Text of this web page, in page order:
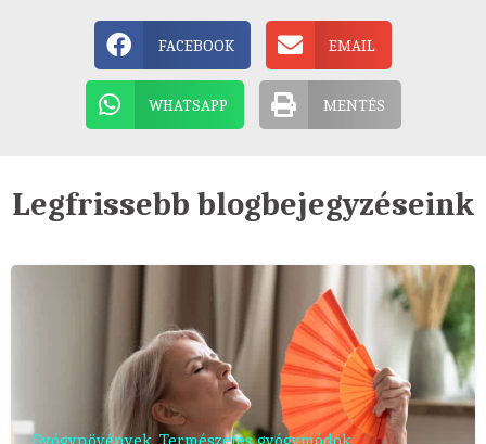
FACEBOOK EMAIL
WHATSAPP MENTÉS
Legfrissebb blogbejegyzéseink